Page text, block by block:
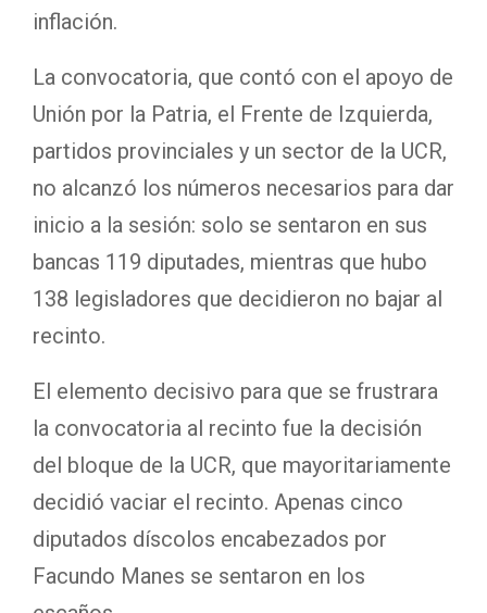
inflación.
La convocatoria, que contó con el apoyo de
Unión por la Patria, el Frente de Izquierda,
partidos provinciales y un sector de la UCR,
no alcanzó los números necesarios para dar
inicio a la sesión: solo se sentaron en sus
bancas 119 diputades, mientras que hubo
138 legisladores que decidieron no bajar al
recinto.
El elemento decisivo para que se frustrara
la convocatoria al recinto fue la decisión
del bloque de la UCR, que mayoritariamente
decidió vaciar el recinto. Apenas cinco
diputados díscolos encabezados por
Facundo Manes se sentaron en los